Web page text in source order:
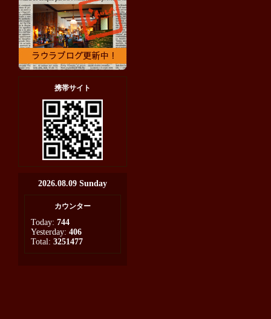
携帯サイト
2026.08.09 Sunday
カウンター
Today: 744
Yesterday: 406
Total: 3251477